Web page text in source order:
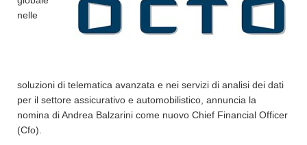
nelle
soluzioni di telematica avanzata e nei servizi di analisi dei dati
per il settore assicurativo e automobilistico, annuncia la
nomina di Andrea Balzarini come nuovo Chief Financial Officer
(Cfo).